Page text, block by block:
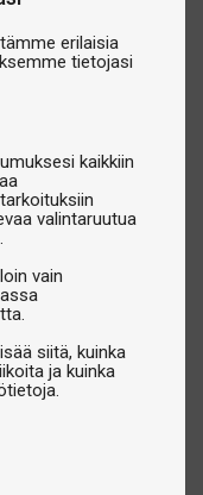
erilaisia
tietojasi
kaikkiin
valintaruutua
vain
siitä, kuinka
ja kuinka